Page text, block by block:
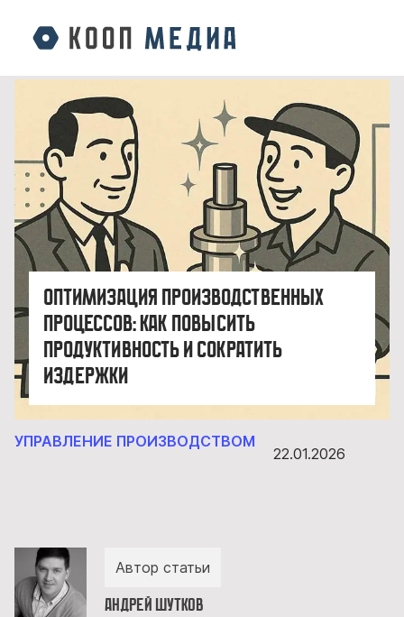
Оптимизация производственных
процессов: как повысить
продуктивность и сократить
издержки
УПРАВЛЕНИЕ ПРОИЗВОДСТВОМ
22.01.2026
Автор статьи
Андрей Шутков